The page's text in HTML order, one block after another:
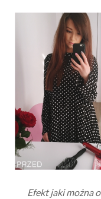
Efekt jaki można